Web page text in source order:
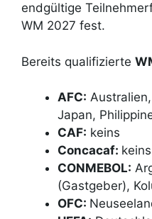
endgültige
WM 2027 fest.
Bereits qualifizierte
AFC:
Japan,
CAF: keins
Concacaf: keins
CONMEBOL:
(Gastgeber),
OFC: